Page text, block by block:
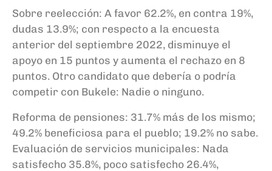
Sobre reelección: A favor 62.2%, en contra 19%,
dudas 13.9%; con respecto a la encuesta
anterior del septiembre 2022, disminuye el
apoyo en 15 puntos y aumenta el rechazo en 8
puntos. Otro candidato que debería o podría
competir con Bukele: Nadie o ninguno.
Reforma de pensiones: 31.7% más de los mismo;
49.2% beneficiosa para el pueblo; 19.2% no sabe.
Evaluación de servicios municipales: Nada
satisfecho 35.8%, poco satisfecho 26.4%,